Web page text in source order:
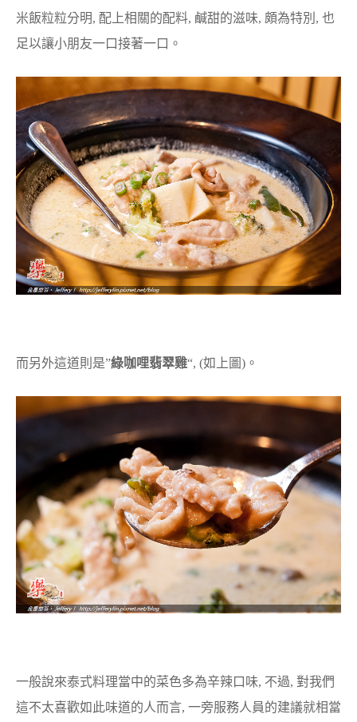
米飯粒粒分明, 配上相關的配料, 鹹甜的滋味, 頗為特別, 也
足以讓小朋友一口接著一口。
而另外這道則是”綠咖哩翡翠雞“, (如上圖)。
一般說來泰式料理當中的菜色多為辛辣口味, 不過, 對我們
這不太喜歡如此味道的人而言, 一旁服務人員的建議就相當